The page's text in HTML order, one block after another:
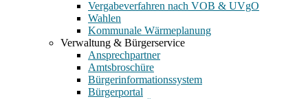
Vergabeverfahren nach VOB & UVgO
Wahlen
Kommunale Wärmeplanung
Verwaltung & Bürgerservice
Ansprechpartner
Amtsbroschüre
Bürgerinformationssystem
Bürgerportal